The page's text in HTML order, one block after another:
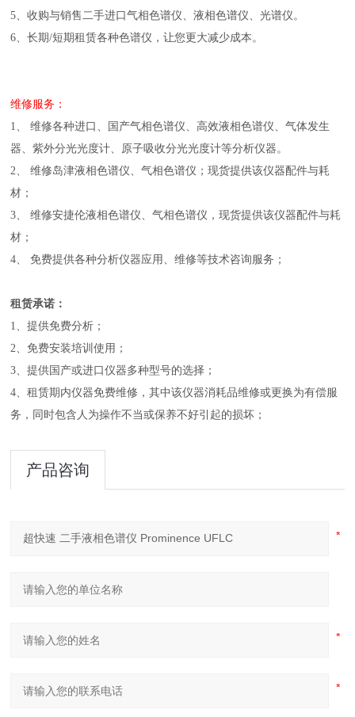
5、收购与销售二手进口气相色谱仪、液相色谱仪、光谱仪。
6、长期/短期租赁各种色谱仪，让您更大减少成本。
维修服务：
1、 维修各种进口、国产气相色谱仪、高效液相色谱仪、气体发生
器、紫外分光光度计、原子吸收分光光度计等分析仪器。
2、 维修岛津液相色谱仪、气相色谱仪；现货提供该仪器配件与耗
材；
3、 维修安捷伦液相色谱仪、气相色谱仪，现货提供该仪器配件与耗
材；
4、 免费提供各种分析仪器应用、维修等技术咨询服务；
租赁承诺：
1、提供免费分析；
2、免费安装培训使用；
3、提供国产或进口仪器多种型号的选择；
4、租赁期内仪器免费维修，其中该仪器消耗品维修或更换为有偿服
务，同时包含人为操作不当或保养不好引起的损坏；
产品咨询